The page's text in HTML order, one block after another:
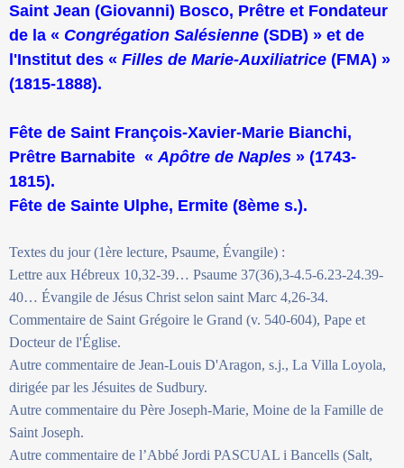
Saint Jean (Giovanni) Bosco, Prêtre et Fondateur
de la « Congrégation Salésienne (SDB) » et de
l'Institut des « Filles de Marie-Auxiliatrice (FMA) »
(1815-1888).
Fête de Saint François-Xavier-Marie Bianchi,
Prêtre Barnabite « Apôtre de Naples » (1743-
1815).
Fête de Sainte Ulphe, Ermite (8ème s.).
Textes du jour (1ère lecture, Psaume, Évangile) :
Lettre aux Hébreux 10,32-39… Psaume 37(36),3-4.5-6.23-24.39-
40… Évangile de Jésus Christ selon saint Marc 4,26-34.
Commentaire de Saint Grégoire le Grand (v. 540-604), Pape et
Docteur de l'Église.
Autre commentaire de Jean-Louis D'Aragon, s.j., La Villa Loyola,
dirigée par les Jésuites de Sudbury.
Autre commentaire du Père Joseph-Marie, Moine de la Famille de
Saint Joseph.
Autre commentaire de l’Abbé Jordi PASCUAL i Bancells (Salt,